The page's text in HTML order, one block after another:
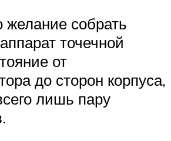
желание собрать
точечной
от
до сторон корпуса,
лишь пару